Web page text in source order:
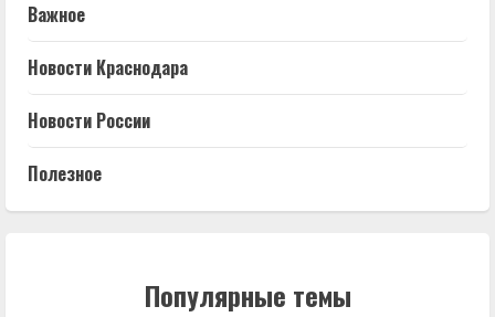
Важное
Новости Краснодара
Новости России
Полезное
Популярные темы